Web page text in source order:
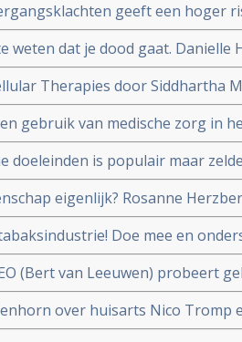
geeft een hoger
analyse van 58
weten dat je dood gaat. Danielle
toch leven en vertelt hoe ze
Therapies door Siddhartha
T celtherapie
gebruik van medische zorg in
meldt de Europese Rekenkamer
doeleinden is populair maar
eigenlijk? Rosanne
zijn kant in een column op
Doe mee en
kinderen en alle andere
(Bert van Leeuwen) probeert
nog behandeld kunnen
over huisarts Nico Tromp
Inspectie voor de